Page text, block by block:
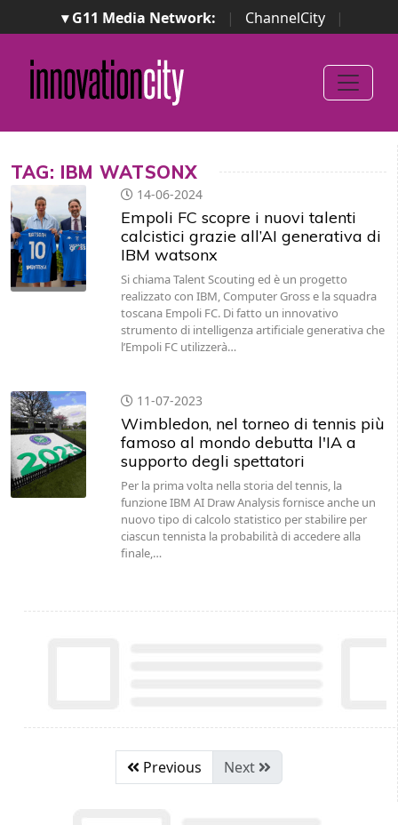
▾ G11 Media Network: | ChannelCity
|
ImpresaCity | SecurityOpenLab | Italian Channel
Awards
Italian Project Awards
Italian Security
Awards
TAG: IBM WATSONX
14-06-2024
Empoli FC scopre i nuovi talenti
calcistici grazie all’AI generativa di
IBM watsonx
Si chiama Talent Scouting ed è un progetto
realizzato con IBM, Computer Gross e la squadra
toscana Empoli FC. Di fatto un innovativo
strumento di intelligenza artificiale generativa che
l’Empoli FC utilizzerà…
11-07-2023
Wimbledon, nel torneo di tennis più
famoso al mondo debutta l'IA a
supporto degli spettatori
Per la prima volta nella storia del tennis, la
funzione IBM AI Draw Analysis fornisce anche un
nuovo tipo di calcolo statistico per stabilire per
ciascun tennista la probabilità di accedere alla
finale,…
Previous Next